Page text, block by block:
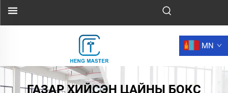
MN
ГАЗАР ХИЙСЭН ЦАЙНЫ БОКС